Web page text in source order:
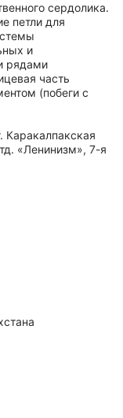
сердолика.
петли для
и
рядами
часть
(побеги с
Каракалпакская
«Ленинизм», 7-я